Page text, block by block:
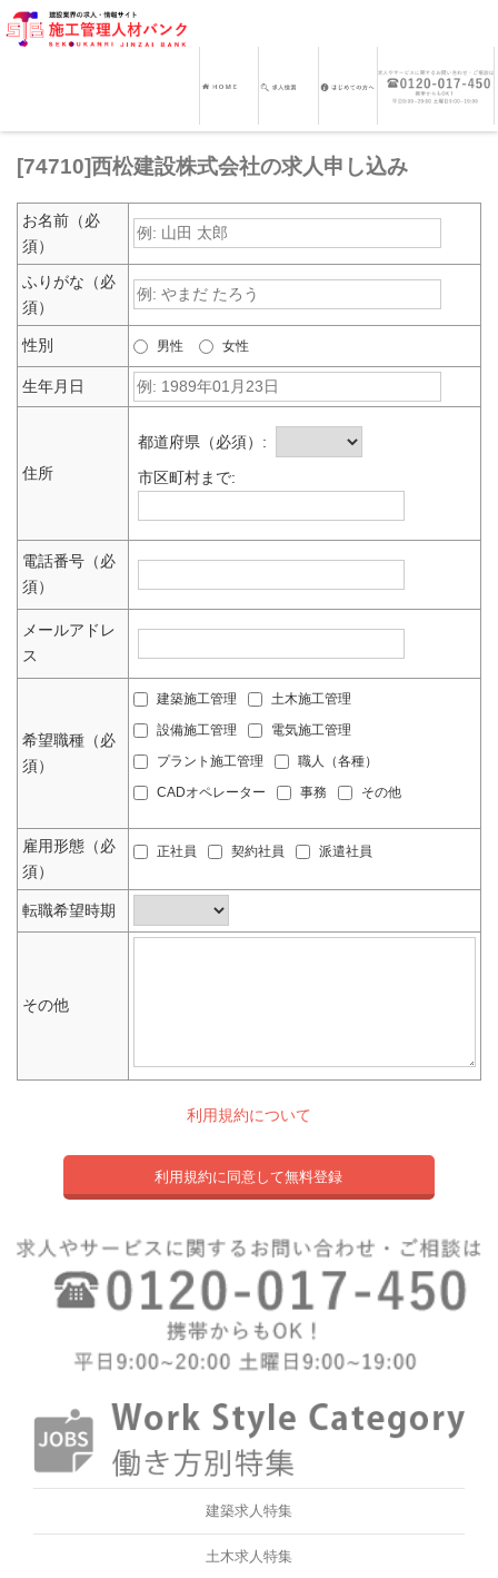
[74710]西松建設株式会社の求人申し込み
お名前（必
須）
ふりがな（必
須）
性別 男性 女性
生年月日
住所
都道府県（必須）:
市区町村まで:
電話番号（必
須）
メールアドレ
ス
希望職種（必
須）
建築施工管理 土木施工管理
設備施工管理 電気施工管理
プラント施工管理 職人（各種）
CADオペレーター 事務 その他
雇用形態（必
須）
正社員 契約社員 派遣社員
転職希望時期
その他
利用規約について
利用規約に同意して無料登録
建築求人特集
土木求人特集